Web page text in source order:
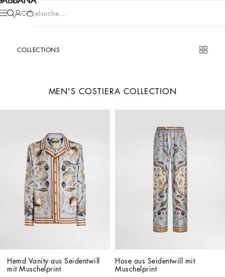
Artikelsuche...
COLLECTIONS
MEN'S COSTIERA COLLECTION
Hemd Vanity aus Seidentwill
mit Muschelprint
Hose aus Seidentwill mit
Muschelprint